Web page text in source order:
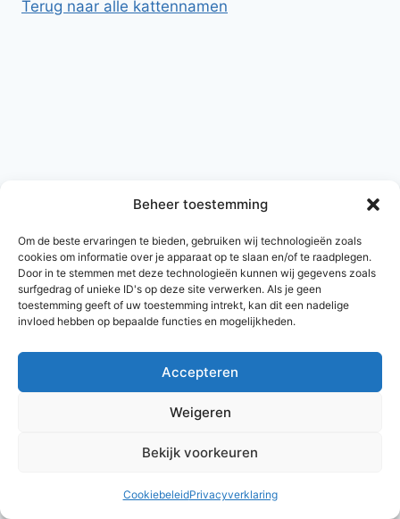
Beheer toestemming
Om de beste ervaringen te bieden, gebruiken wij technologieën zoals
cookies om informatie over je apparaat op te slaan en/of te raadplegen.
Door in te stemmen met deze technologieën kunnen wij gegevens zoals
surfgedrag of unieke ID's op deze site verwerken. Als je geen
toestemming geeft of uw toestemming intrekt, kan dit een nadelige
invloed hebben op bepaalde functies en mogelijkheden.
Accepteren
Weigeren
Bekijk voorkeuren
CookiebeleidPrivacyverklaring
Terug naar alle kattennamen
© 2026 AlleNamen.nl